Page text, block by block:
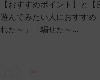
おすすめポイント】と【
んでみたい人におすすめ
た～」「騙せた～...